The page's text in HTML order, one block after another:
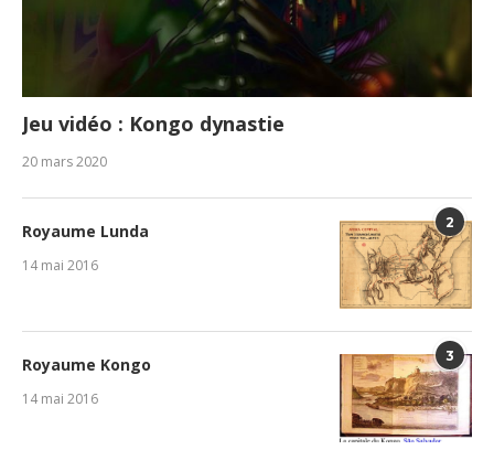
Jeu vidéo : Kongo dynastie
20 mars 2020
2
Royaume Lunda
14 mai 2016
3
Royaume Kongo
14 mai 2016